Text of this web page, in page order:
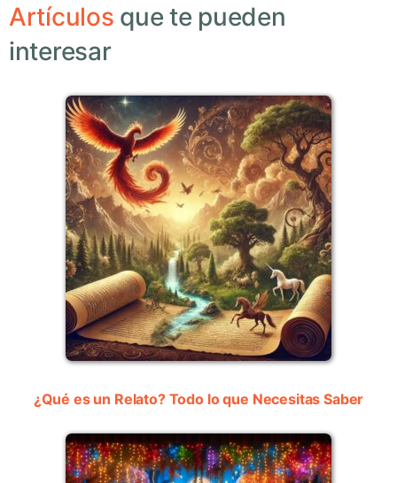
Artículos que te pueden
interesar
¿Qué es un Relato? Todo lo que Necesitas Saber